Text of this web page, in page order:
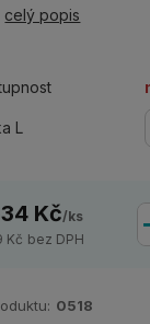
celý popis
L
Kč/ks
Kč bez DPH
0518